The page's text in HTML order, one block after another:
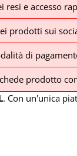
resi e accesso
prodotti sui
di
prodotto
. Con un'unica